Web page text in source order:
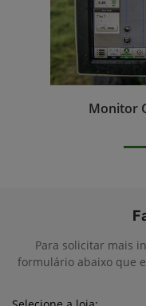
Monitor
Para solicitar mais
formulário abaixo que